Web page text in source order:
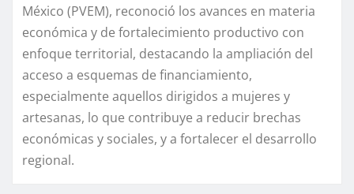
México (PVEM), reconoció los avances en materia
económica y de fortalecimiento productivo con
enfoque territorial, destacando la ampliación del
acceso a esquemas de financiamiento,
especialmente aquellos dirigidos a mujeres y
artesanas, lo que contribuye a reducir brechas
económicas y sociales, y a fortalecer el desarrollo
regional.